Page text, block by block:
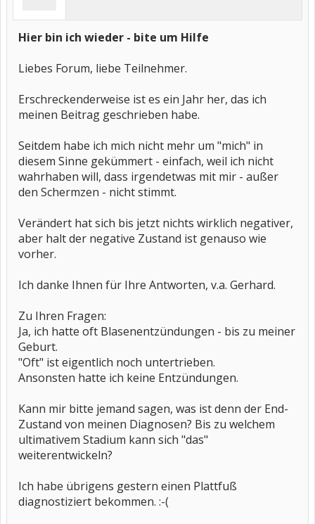
Hier bin ich wieder - bite um Hilfe
Liebes Forum, liebe Teilnehmer.
Erschreckenderweise ist es ein Jahr her, das ich
meinen Beitrag geschrieben habe.
Seitdem habe ich mich nicht mehr um "mich" in
diesem Sinne gekümmert - einfach, weil ich nicht
wahrhaben will, dass irgendetwas mit mir - außer
den Schermzen - nicht stimmt.
Verändert hat sich bis jetzt nichts wirklich negativer,
aber halt der negative Zustand ist genauso wie
vorher.
Ich danke Ihnen für Ihre Antworten, v.a. Gerhard.
Zu Ihren Fragen:
Ja, ich hatte oft Blasenentzündungen - bis zu meiner
Geburt.
"Oft" ist eigentlich noch untertrieben.
Ansonsten hatte ich keine Entzündungen.
Kann mir bitte jemand sagen, was ist denn der End-
Zustand von meinen Diagnosen? Bis zu welchem
ultimativem Stadium kann sich "das"
weiterentwickeln?
Ich habe übrigens gestern einen Plattfuß
diagnostiziert bekommen. :-(